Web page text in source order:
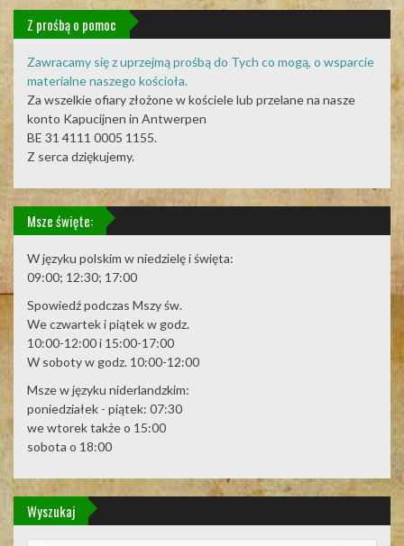
Z prośbą o pomoc
Zawracamy się z uprzejmą prośbą do Tych co mogą, o wsparcie
materialne naszego kościoła.
Za wszelkie ofiary złożone w kościele lub przelane na nasze
konto Kapucijnen in Antwerpen
BE 31 4111 0005 1155.
Z serca dziękujemy.
Msze święte:
W języku polskim w niedzielę i święta:
09:00; 12:30; 17:00
Spowiedź podczas Mszy św.
We czwartek i piątek w godz.
10:00-12:00 i 15:00-17:00
W soboty w godz. 10:00-12:00
Msze w języku niderlandzkim:
poniedziałek - piątek: 07:30
we wtorek także o 15:00
sobota o 18:00
Wyszukaj